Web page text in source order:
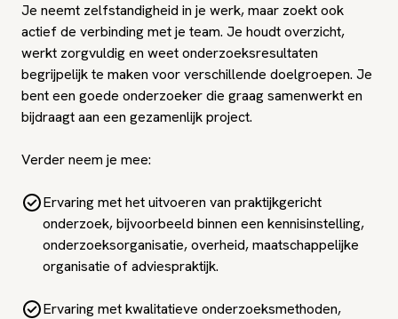
Je neemt zelfstandigheid in je werk, maar zoekt ook
actief de verbinding met je team. Je houdt overzicht,
werkt zorgvuldig en weet onderzoeksresultaten
begrijpelijk te maken voor verschillende doelgroepen. Je
bent een goede onderzoeker die graag samenwerkt en
bijdraagt aan een gezamenlijk project.
Verder neem je mee:
Ervaring met het uitvoeren van praktijkgericht
onderzoek, bijvoorbeeld binnen een kennisinstelling,
onderzoeksorganisatie, overheid, maatschappelijke
organisatie of adviespraktijk.
Ervaring met kwalitatieve onderzoeksmethoden,